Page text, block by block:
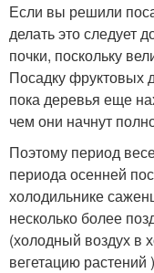
Если вы решили
делать это следует
почки, поскольку
Посадку фруктовых
пока деревья еще
чем они начнут
Поэтому период
периода осенней
холодильнике
несколько более
(холодный воздух в
вегетацию растений